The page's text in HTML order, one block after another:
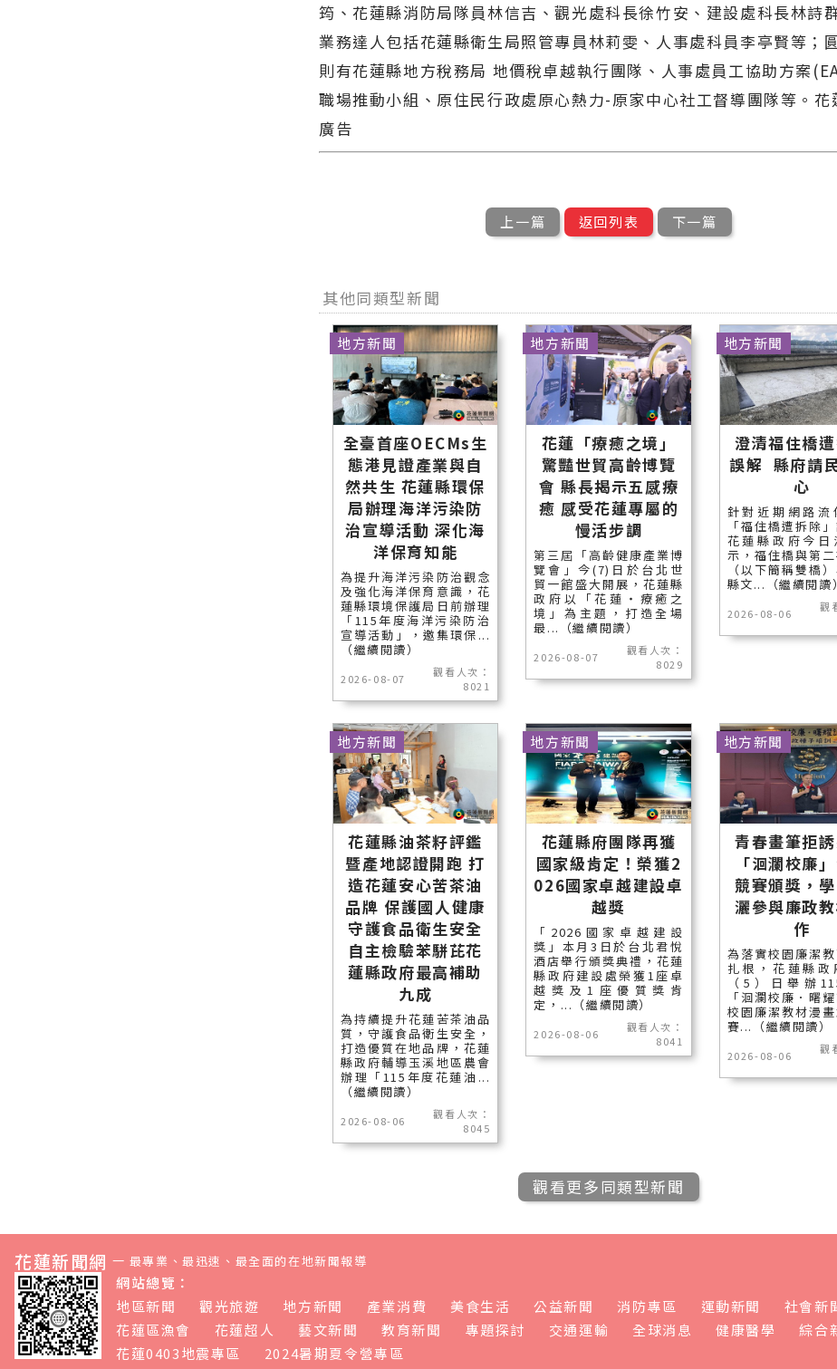
筠、花蓮縣消防局隊員林信吉、觀光處科長徐竹安、建設處科長林詩
業務達人包括花蓮縣衛生局照管專員林莉雯、人事處科員李亭賢等；
則有花蓮縣地方稅務局 地價稅卓越執行團隊、人事處員工協助方案
職場推動小組、原住民行政處原心熱力-原家中心社工督導團隊等。花
廣告
上一篇 返回列表 下一篇
其他同類型新聞
全臺首座OECMs生
態港見證產業與自
然共生 花蓮縣環保
局辦理海洋污染防
治宣導活動 深化海
洋保育知能
為提升海洋污染防治觀念
及強化海洋保育意識，花
蓮縣環境保護局日前辦理
「115年度海洋污染防治
宣導活動」，邀集環保...
（繼續閱讀）
2026-08-07
觀看人次：
8021
地方新聞
花蓮「療癒之境」
驚豔世貿高齡博覽
會 縣長揭示五感療
癒 感受花蓮專屬的
慢活步調
第三屆「高齡健康產業博
覽會」今(7)日於台北世
貿一館盛大開展，花蓮縣
政府以「花蓮‧療癒之
境」為主題，打造全場
最...（繼續閱讀）
2026-08-07
觀看人次：
8029
地方新聞
澄清福住橋
誤解 縣府請
心
針對近期網路流
「福住橋遭拆除」
花蓮縣政府今日
示，福住橋與第
（以下簡稱雙橋
縣文...（繼續閱讀）
2026-08-06
觀
地方新聞
花蓮縣油茶籽評鑑
暨產地認證開跑 打
造花蓮安心苦茶油
品牌 保護國人健康
守護食品衛生安全
自主檢驗苯駢芘花
蓮縣政府最高補助
九成
為持續提升花蓮苦茶油品
質，守護食品衛生安全，
打造優質在地品牌，花蓮
縣政府輔導玉溪地區農會
辦理「115年度花蓮油...
（繼續閱讀）
2026-08-06
觀看人次：
8045
地方新聞
花蓮縣府團隊再獲
國家級肯定！榮獲2
026國家卓越建設卓
越獎
「2026國家卓越建設
獎」本月3日於台北君悅
酒店舉行頒獎典禮，花蓮
縣政府建設處榮獲1座卓
越獎及1座優質獎肯
定，...（繼續閱讀）
2026-08-06
觀看人次：
8041
地方新聞
青春畫筆拒誘
「洄瀾校廉
競賽頒獎，
灑參與廉政
作
為落實校園廉潔
扎根，花蓮縣政
（5）日舉辦
「洄瀾校廉．曙耀
校園廉潔教材漫
賽...（繼續閱讀）
2026-08-06
觀
地方新聞
觀看更多同類型新聞
花蓮新聞網 — 最專業、最迅速、最全面的在地新聞報導
網站總覽：
地區新聞
觀光旅遊 地方新聞 產業消費 美食生活 公益新聞 消防專區 運動新聞
社會新
花蓮區漁會
花蓮超人 藝文新聞 教育新聞 專題探討 交通運輸 全球消息 健康醫學
綜合
花蓮0403地震專區
2024暑期夏令營專區